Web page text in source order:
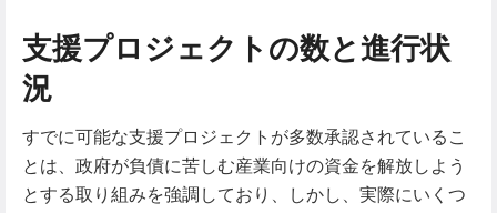
支援プロジェクトの数と進行状
況
すでに可能な支援プロジェクトが多数承認されているこ
とは、政府が負債に苦しむ産業向けの資金を解放しよう
とする取り組みを強調しており、しかし、実際にいくつ